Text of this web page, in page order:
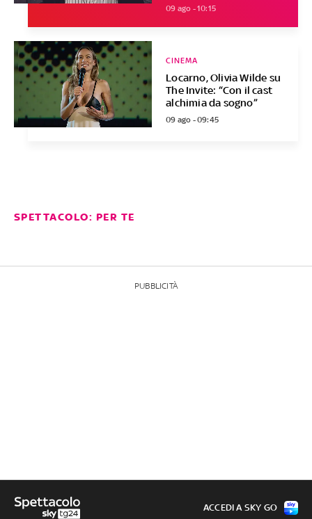
09 ago - 10:15
Locarno, Olivia Wilde su
The Invite: “Con il cast
alchimia da sogno”
CINEMA
09 ago - 09:45
SPETTACOLO: PER TE
PUBBLICITÀ
ACCEDI A SKY GO